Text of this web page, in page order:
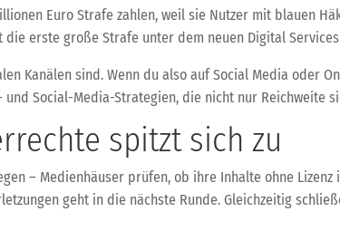
Euro Strafe zahlen, weil sie Nutzer mit blauen
erste große Strafe unter dem neuen Digital Services
Kanälen sind. Wenn du also auf Social Media oder
und Social-Media-Strategien, die nicht nur Reichweite
spitzt sich zu
– Medienhäuser prüfen, ob ihre Inhalte ohne Lizenz
geht in die nächste Runde. Gleichzeitig